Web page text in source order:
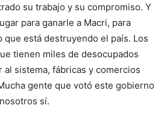
su trabajo y su compromiso. Y
para ganarle a Macri, para
que está destruyendo el país. Los
tienen miles de desocupados
sistema, fábricas y comercios
gente que votó este gobierno
sí.